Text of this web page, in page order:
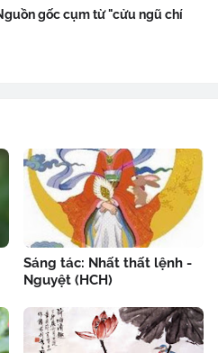
gốc cụm từ "cửu ngũ chí
Sáng tác: Nhất thất lệnh -
Nguyệt (HCH)